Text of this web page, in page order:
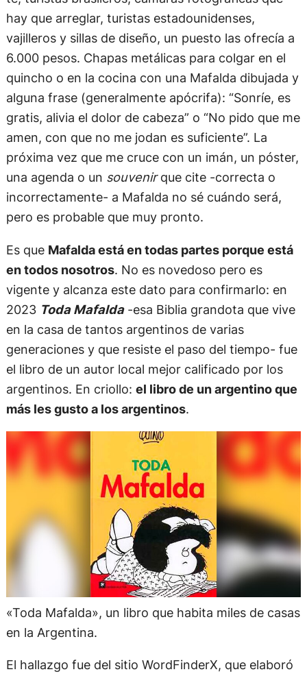
hay que arreglar, turistas estadounidenses,
vajilleros y sillas de diseño, un puesto las ofrecía a
6.000 pesos. Chapas metálicas para colgar en el
quincho o en la cocina con una Mafalda dibujada y
alguna frase (generalmente apócrifa): “Sonríe, es
gratis, alivia el dolor de cabeza” o “No pido que me
amen, con que no me jodan es suficiente”. La
próxima vez que me cruce con un imán, un póster,
una agenda o un souvenirque cite -correcta o
incorrectamente- a Mafalda no sé cuándo será,
pero es probable que muy pronto.
Es que Mafalda está en todas partes porque está
en todos nosotros. No es novedoso pero es
vigente y alcanza este dato para confirmarlo: en
2023 Toda Mafalda-esa Biblia grandota que vive
en la casa de tantos argentinos de varias
generaciones y que resiste el paso del tiempo- fue
el libro de un autor local mejor calificado por los
argentinos. En criollo: el libro de un argentino que
más les gusto a los argentinos.
«Toda Mafalda», un libro que habita miles de casas
en la Argentina.
El hallazgo fue del sitio WordFinderX, que elaboró